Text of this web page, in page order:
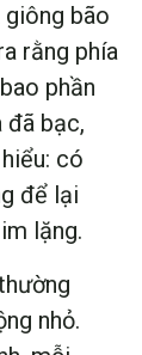
giông bão
rằng phía
phần
đã bạc,
có
để lại
lặng.
nhỏ.